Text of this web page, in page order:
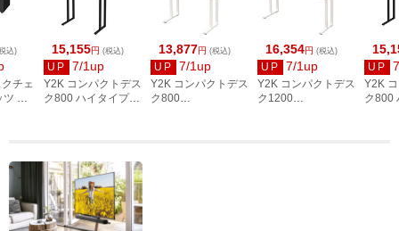
15,155円 (税込)
UP 7/1up
Y2K コンパクトデス
ク800 ハイタイプ
13,877円 (税込)
UP 7/1up
Y2K コンパクトデス
ク800
16,354円 (税込)
UP 7/1up
Y2K コンパクトデス
ク1200
UP
Y2K
ク800
込)
チェ
ツ 両